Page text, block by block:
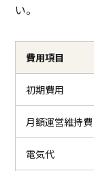
い。
費用項目
初期費用
月額運営維持費
電気代